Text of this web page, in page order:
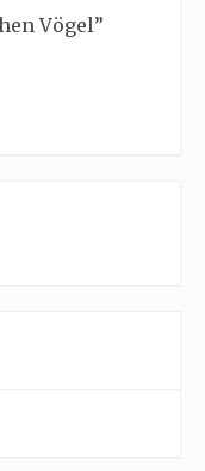
Vögel”